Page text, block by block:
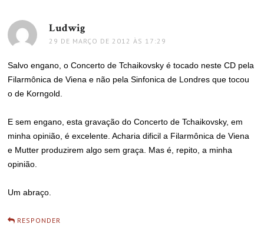
Ludwig
29 DE MARÇO DE 2012 ÀS 17:29
Salvo engano, o Concerto de Tchaikovsky é tocado neste CD pela
Filarmônica de Viena e não pela Sinfonica de Londres que tocou
o de Korngold.
E sem engano, esta gravação do Concerto de Tchaikovsky, em
minha opinião, é excelente. Acharia dificil a Filarmônica de Viena
e Mutter produzirem algo sem graça. Mas é, repito, a minha
opinião.
Um abraço.
RESPONDER